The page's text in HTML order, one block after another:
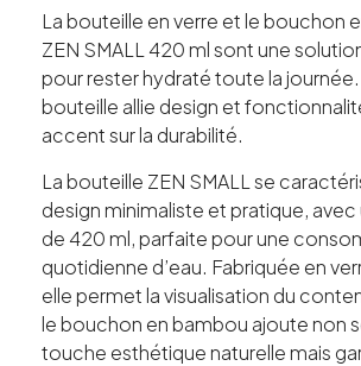
La bouteille en verre et le bouchon
ZEN SMALL 420 ml sont une
pour rester hydraté toute la
bouteille allie design et
accent sur la durabilité.
La bouteille ZEN SMALL se
design minimaliste et pratique,
de 420 ml, parfaite pour une
quotidienne d’eau. Fabriquée en
elle permet la visualisation du
le bouchon en bambou ajoute non
touche esthétique naturelle mais